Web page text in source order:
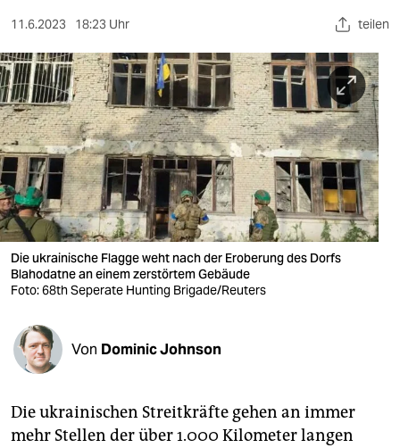
sport
berlin
nord
wahrheit
verlag
verlag
veranstaltungen
shop
fragen & hilfe
unterstützen
genossenschaft
11.6.2023 18:23 Uhr teilen
Die ukrainische Flagge weht nach der Eroberung des Dorfs
Blahodatne an einem zerstörtem Gebäude
Foto: 68th Seperate Hunting Brigade/Reuters
Von Dominic Johnson
Die ukrainischen Streitkräfte gehen an immer
mehr Stellen der über 1.000 Kilometer langen